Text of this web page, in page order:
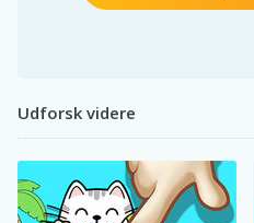
Udforsk videre